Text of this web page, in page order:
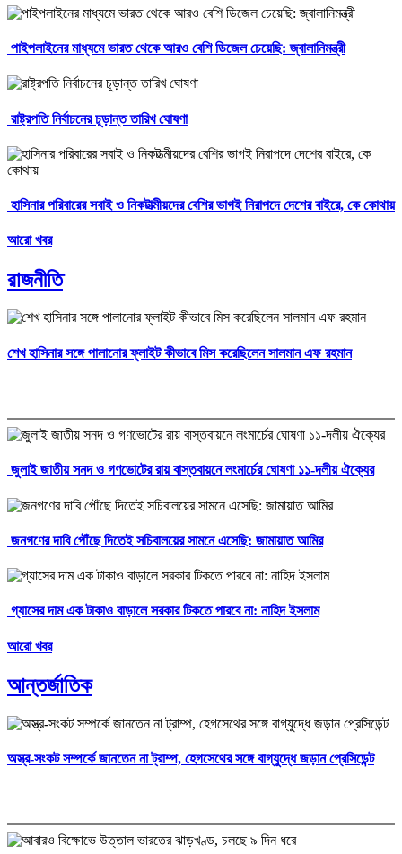
পাইপলাইনের মাধ্যমে ভারত থেকে আরও বেশি ডিজেল চেয়েছি: জ্বালানিমন্ত্রী
রাষ্ট্রপতি নির্বাচনের চূড়ান্ত তারিখ ঘোষণা
হাসিনার পরিবারের সবাই ও নিকটাত্মীয়দের বেশির ভাগই নিরাপদে দেশের বাইরে, কে কোথায়
আরো খবর
রাজনীতি
শেখ হাসিনার সঙ্গে পালানোর ফ্লাইট কীভাবে মিস করেছিলেন সালমান এফ রহমান
জুলাই জাতীয় সনদ ও গণভোটের রায় বাস্তবায়নে লংমার্চের ঘোষণা ১১-দলীয় ঐক্যের
জনগণের দাবি পৌঁছে দিতেই সচিবালয়ের সামনে এসেছি: জামায়াত আমির
গ্যাসের দাম এক টাকাও বাড়ালে সরকার টিকতে পারবে না: নাহিদ ইসলাম
আরো খবর
আন্তর্জাতিক
অস্ত্র-সংকট সম্পর্কে জানতেন না ট্রাম্প, হেগসেথের সঙ্গে বাগ্‌যুদ্ধে জড়ান প্রেসিডেন্ট